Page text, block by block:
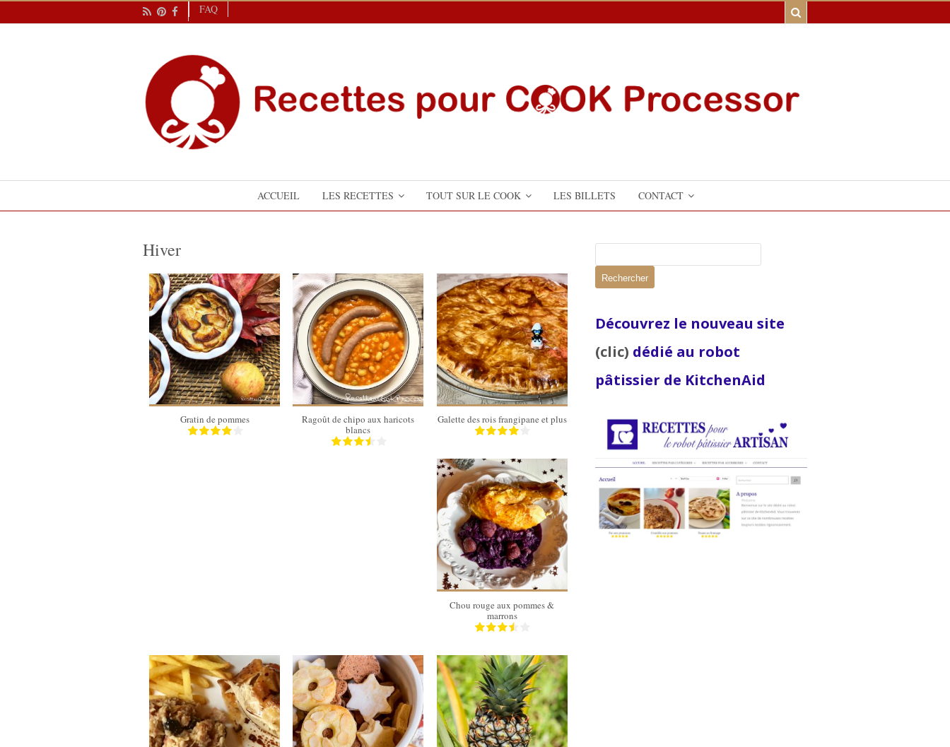
FAQ
ACCUEIL LES RECETTES TOUT SUR LE COOK LES BILLETS CONTACT
Hiver
4 personnes
30 Min
Gratin de pommes
4 personnes
95 Min
Ragoût de chipo aux haricots
blancs
6 à 8
personnes
40 Min
Galette des rois frangipane et plus
4 à 6
personnes
62 Min
Chou rouge aux pommes &
marrons
6 personnes
15 Min
4 pots de
Découvrez le nouveau site
(clic) dédié au robot
pâtissier de KitchenAid